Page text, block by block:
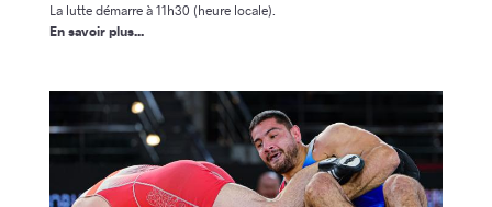
La lutte démarre à 11h30 (heure locale).
En savoir plus...